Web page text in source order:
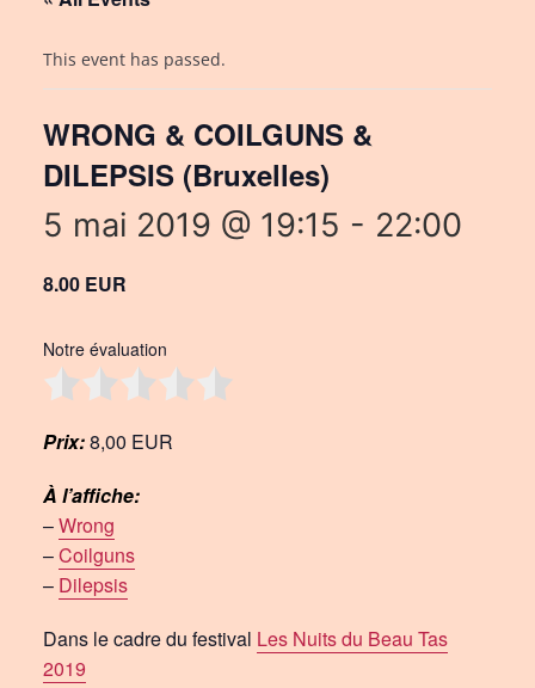
This event has passed.
WRONG & COILGUNS &
DILEPSIS (Bruxelles)
5 mai 2019 @ 19:15 - 22:00
8.00 EUR
Notre évaluation
Prix:8,00 EUR
À l’affiche:
–Wrong
–Coilguns
– Dilepsis
Dans le cadre du festival Les Nuits du Beau Tas
2019